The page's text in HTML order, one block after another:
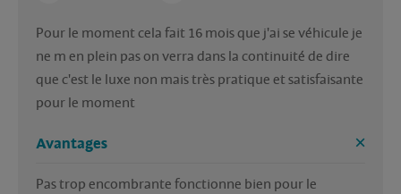
Pour le moment cela fait 16 mois que j'ai se véhicule je
ne m en plein pas on verra dans la continuité de dire
que c'est le luxe non mais très pratique et satisfaisante
pour le moment
Avantages
Pas trop encombrante fonctionne bien pour le